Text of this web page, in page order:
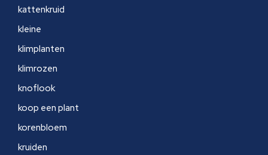
kattenkruid
kleine
klimplanten
klimrozen
knoflook
koop een plant
korenbloem
kruiden